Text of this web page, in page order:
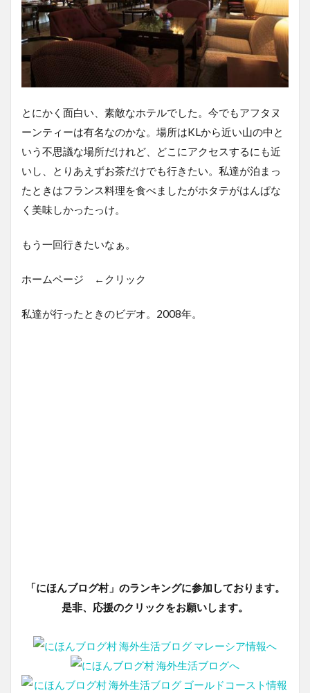
とにかく面白い、素敵なホテルでした。今でもアフタヌ
ーンティーは有名なのかな。場所はKLから近い山の中と
いう不思議な場所だけれど、どこにアクセスするにも近
いし、とりあえずお茶だけでも行きたい。私達が泊まっ
たときはフランス料理を食べましたがホタテがはんぱな
く美味しかったっけ。
もう一回行きたいなぁ。
ホームページ ←クリック
私達が行ったときのビデオ。2008年。
「にほんブログ村」のランキングに参加しております。
是非、応援のクリックをお願いします。